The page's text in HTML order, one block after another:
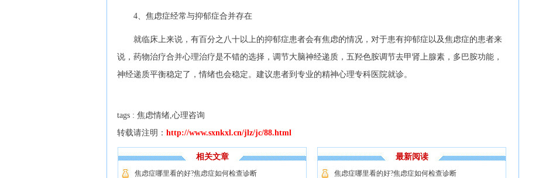
4、焦虑症经常与抑郁症合并存在
就临床上来说，有百分之八十以上的抑郁症患者会有焦虑的情况，对于患有抑郁症以及焦虑症的患者来
说，药物治疗合并心理治疗是不错的选择，调节大脑神经递质，五羟色胺调节去甲肾上腺素，多巴胺功能，
神经递质平衡稳定了，情绪也会稳定。建议患者到专业的精神心理专科医院就诊。
tags : 焦虑情绪,心理咨询
转载请注明： http://www.sxnkxl.cn/jlz/jc/88.html
相关文章
焦虑症哪里看的好?焦虑症如何检查诊断
最新阅读
焦虑症哪里看的好?焦虑症如何检查诊断